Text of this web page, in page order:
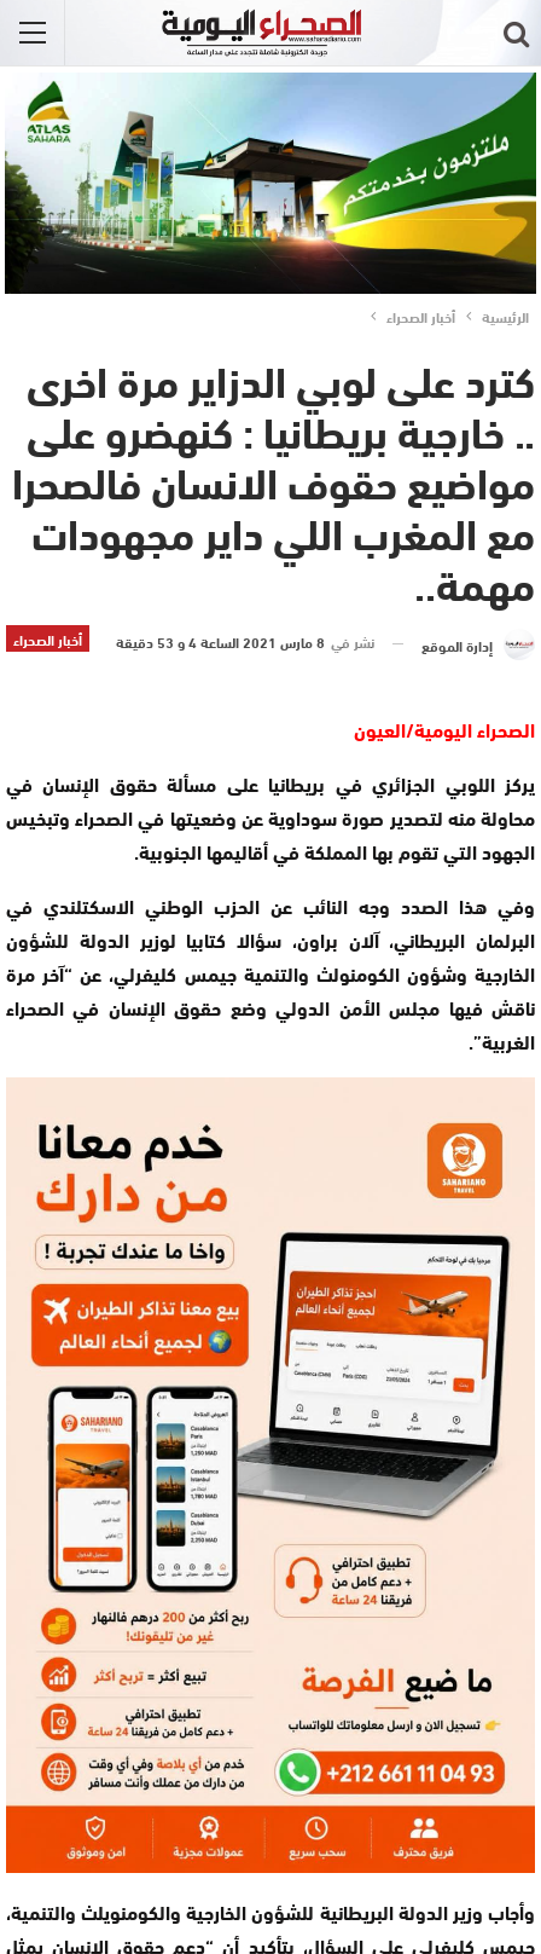
الرئيسية أخبار الصحراء
كترد على لوبي الدزاير مرة اخرى
.. خارجية بريطانيا : كنهضرو على
مواضيع حقوف الانسان فالصحرا
مع المغرب اللي داير مجهودات
مهمة..
أخبار الصحراء إدارة الموقع نشر في 8 مارس 2021 الساعة 4 و 53 دقيقة
الصحراء اليومية/العيون
يركز اللوبي الجزائري في بريطانيا على مسألة حقوق الإنسان في
محاولة منه لتصدير صورة سوداوية عن وضعيتها في الصحراء وتبخيس
الجهود التي تقوم بها المملكة في أقاليمها الجنوبية.
وفي هذا الصدد وجه النائب عن الحزب الوطني الاسكتلندي في
البرلمان البريطاني، آلان براون، سؤالا كتابيا لوزير الدولة للشؤون
الخارجية وشؤون الكومنولث والتنمية جيمس كليفرلي، عن “آخر مرة
ناقش فيها مجلس الأمن الدولي وضع حقوق الإنسان في الصحراء
الغربية”.
وأجاب وزير الدولة البريطانية للشؤون الخارجية والكومنويلث والتنمية،
جيمس كليفرلي على السؤال، بتأكيد أن “دعم حقوق الإنسان يمثل